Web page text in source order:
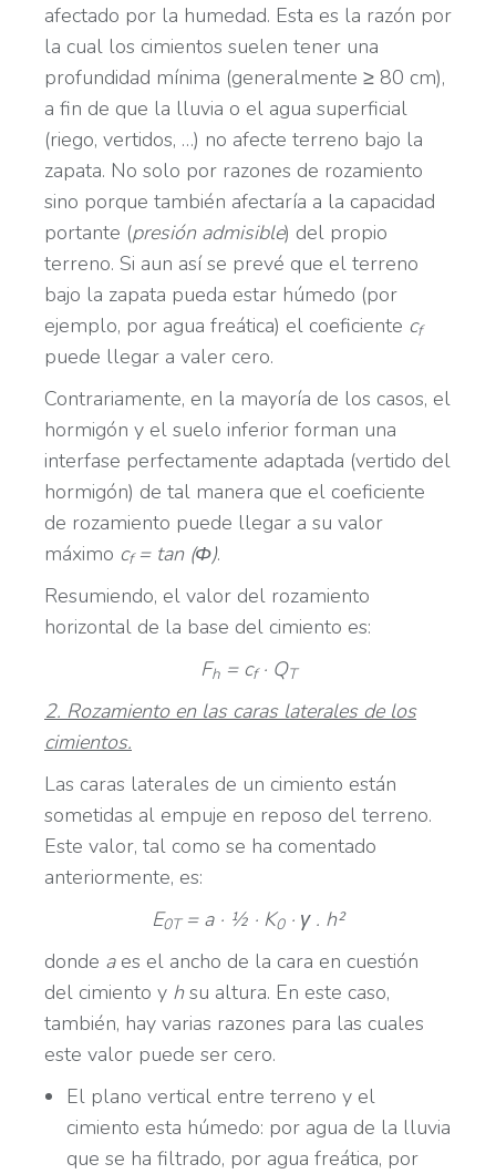
afectado por la humedad. Esta es la razón por
la cual los cimientos suelen tener una
profundidad mínima (generalmente ≥ 80 cm),
a fin de que la lluvia o el agua superficial
(riego, vertidos, …) no afecte terreno bajo la
zapata. No solo por razones de rozamiento
sino porque también afectaría a la capacidad
portante (presión admisible) del propio
terreno. Si aun así se prevé que el terreno
bajo la zapata pueda estar húmedo (por
ejemplo, por agua freática) el coeficiente cf
puede llegar a valer cero.
Contrariamente, en la mayoría de los casos, el
hormigón y el suelo inferior forman una
interfase perfectamente adaptada (vertido del
hormigón) de tal manera que el coeficiente
de rozamiento puede llegar a su valor
máximo cf= tan (Φ).
Resumiendo, el valor del rozamiento
horizontal de la base del cimiento es:
Fh= cf· QT
2. Rozamiento en las caras laterales de los
cimientos.
Las caras laterales de un cimiento están
sometidas al empuje en reposo del terreno.
Este valor, tal como se ha comentado
anteriormente, es:
E0T = a · ½ · K0· γ. h²
donde aes el ancho de la cara en cuestión
del cimiento y hsu altura. En este caso,
también, hay varias razones para las cuales
este valor puede ser cero.
El plano vertical entre terreno y el
cimiento esta húmedo: por agua de la lluvia
que se ha filtrado, por agua freática, por